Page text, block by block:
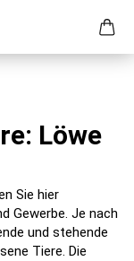
Löwe
Sie hier
Gewerbe. Je nach
und stehende
Tiere. Die